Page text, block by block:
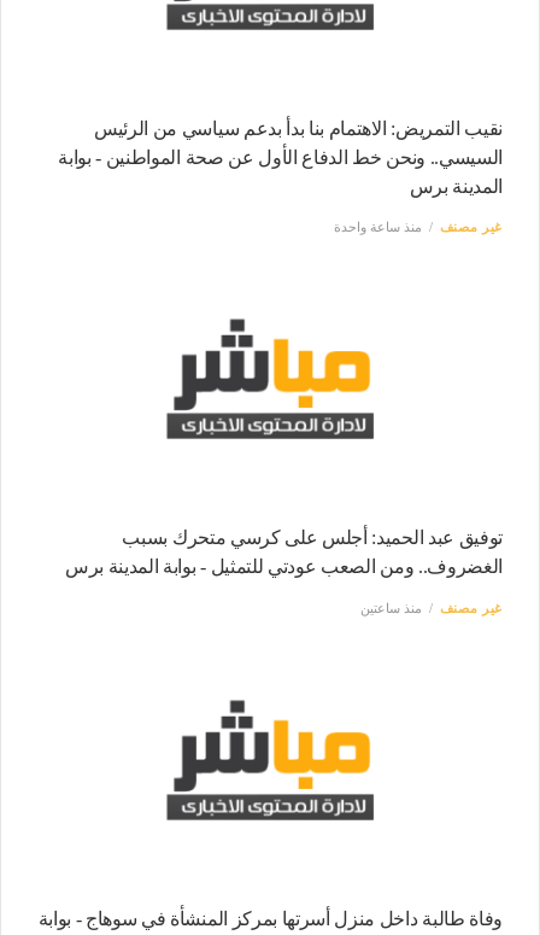
نقيب التمريض: الاهتمام بنا بدأ بدعم سياسي من الرئيس
السيسي.. ونحن خط الدفاع الأول عن صحة المواطنين - بوابة
المدينة برس
غير مصنف منذ ساعة واحدة
توفيق عبد الحميد: أجلس على كرسي متحرك بسبب
الغضروف.. ومن الصعب عودتي للتمثيل - بوابة المدينة برس
غير مصنف منذ ساعتين
وفاة طالبة داخل منزل أسرتها بمركز المنشأة في سوهاج - بوابة